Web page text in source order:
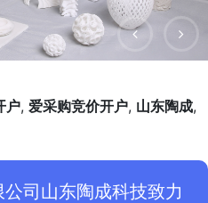
户, 爱采购竞价开户, 山东陶成,
司山东陶成科技致力